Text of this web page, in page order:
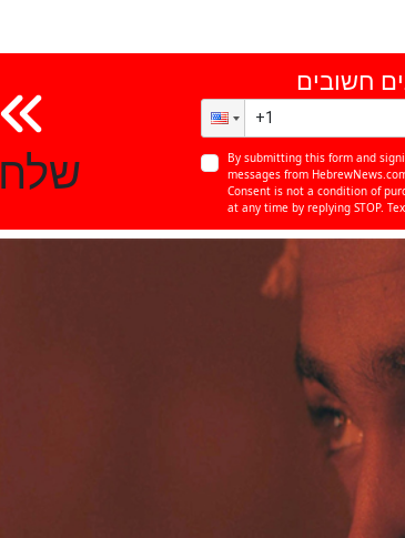
שלח
חשובים
By submitting this form and
messages from
Consent is not a condition of
at any time by replying STOP.